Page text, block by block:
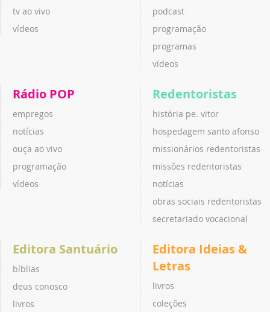
tv ao vivo
vídeos
podcast
programação
programas
vídeos
Rádio POP
empregos
notícias
ouça ao vivo
programação
vídeos
Redentoristas
história pe. vitor
hospedagem santo afonso
missionários redentoristas
missões redentoristas
notícias
obras sociais redentoristas
secretariado vocacional
Editora Santuário
bíblias
deus conosco
livros
Editora Ideias &
Letras
livros
coleções